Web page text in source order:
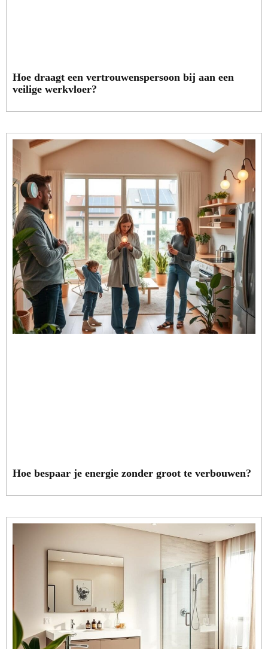
Hoe draagt een vertrouwenspersoon bij aan een
veilige werkvloer?
Hoe bespaar je energie zonder groot te verbouwen?